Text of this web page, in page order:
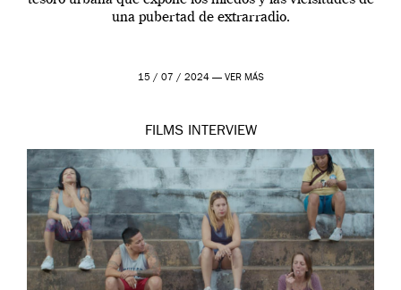
una pubertad de extrarradio.
15 / 07 / 2024 — VER MÁS
FILMS INTERVIEW